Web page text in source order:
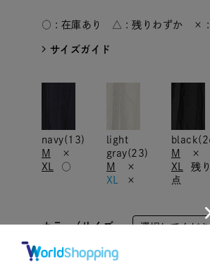
○ : 在庫あり △ : 残りわずか × :
サイズガイド
navy(13)
M
×
XL
○
light
gray(23)
M
×
XL
×
M
×
XL
残
点
カラー/サイズ
数量：